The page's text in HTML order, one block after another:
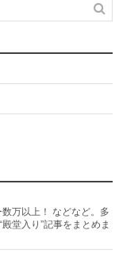
堂入り”記事をまとめま
のエピソードをお聞き
？を探っていきます。